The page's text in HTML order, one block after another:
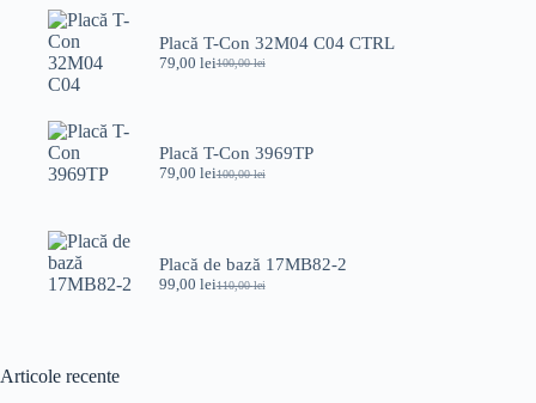
39,00 lei.
Placă T-Con 32M04 C04 CTRL
100,00lei
Prețul
100,00 lei.
79,00 leiPrețul
Placă T-Con 3969TP
100,00lei
Prețul
100,00 lei.
79,00 leiPrețul
Placă de bază 17MB82-2
110,00lei
Prețul
99,00 leiPrețul
Articole recente